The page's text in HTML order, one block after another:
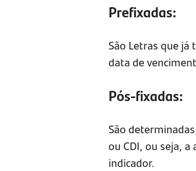
Prefixadas:
São Letras que
data de
Pós-fixadas:
São
ou CDI, ou seja,
indicador.